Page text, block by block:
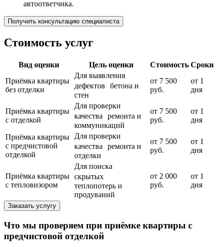
автоответчика.
Получить консультацию специалиста
Стоимость услуг
Вид оценки Цель оценки Стоимость Сроки
Приёмка квартиры
без отделки
Для выявления
дефектов бетона и
стен
от 7 500
руб.
от 1
дня
Приёмка квартиры
с отделкой
Для проверки
качества ремонта и
коммуникаций
от 7 500
руб.
от 1
дня
Приёмка квартиры
с предчистовой
отделкой
Для проверки
качества ремонта и
отделки
от 7 500
руб.
от 1
дня
Приёмка квартиры
с тепловизором
Для поиска
скрытых
теплопотерь и
продуваний
от 2 000
руб.
от 1
дня
Заказать услугу
Что мы проверяем при приёмке квартиры с
предчистовой отделкой